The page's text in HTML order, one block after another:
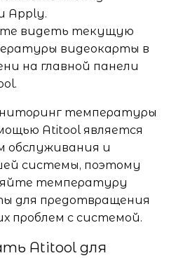
Apply.
видеть текущую
видеокарты в
на главной панели
температуры
Atitool является
обслуживания и
системы, поэтому
температуру
для предотвращения
проблем с системой.
Atitool для